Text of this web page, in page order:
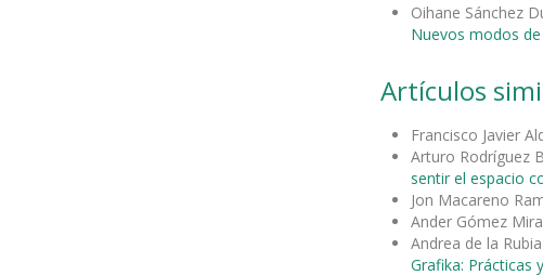
Oihane Sánchez
Nuevos modos
Artículos
Francisco Javier
Arturo Rodríguez
sentir el espacio
Jon Macareno
Ander Gómez
Andrea de la
Grafika: Prácticas